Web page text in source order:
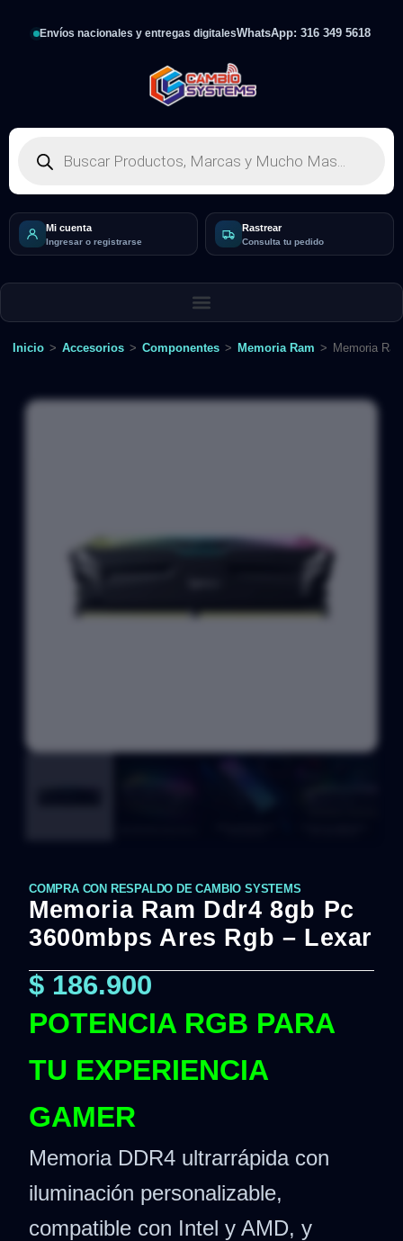
Envíos nacionales y entregas digitalesWhatsApp: 316 349 5618
Mi cuenta
Ingresar o registrarse
Rastrear
Consulta tu pedido
Inicio > Accesorios > Componentes > Memoria Ram > Memoria
COMPRA CON RESPALDO DE CAMBIO SYSTEMS
Memoria Ram Ddr4 8gb Pc
3600mbps Ares Rgb – Lexar
$ 186.900
POTENCIA RGB PARA
TU EXPERIENCIA
GAMER
Memoria DDR4 ultrarrápida con
iluminación personalizable,
compatible con Intel y AMD, y